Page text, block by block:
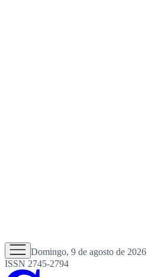
Domingo, 9 de agosto de 2026
ISSN 2745-2794